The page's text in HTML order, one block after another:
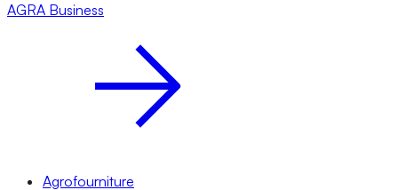
AGRA Business
Agrofourniture